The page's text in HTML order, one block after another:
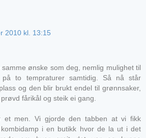
2010 kl. 13:15
ønske som deg, nemlig mulighet til
to tempraturer samtidig. Så nå står
og den blir brukt endel til grønnsaker,
fårikål og steik ei gang.
et men. Vi gjorde den tabben at vi fikk
i en butikk hvor de la ut i det